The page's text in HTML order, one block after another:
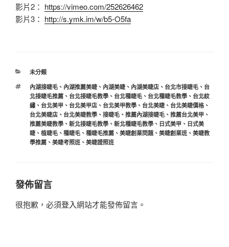
影片2： https://vimeo.com/252626462
影片3： http://s.ymk.im/w/b5-O5fa
分
未分類
標
籤
內湖接睫毛、 內湖推薦美睫、 內湖美睫、 內湖美睫店、 台北市接睫毛、 台
北接睫毛推薦、 台北接睫毛教學、 台北種睫毛、 台北種睫毛教學、 台北紋
繡、 台北美甲 、 台北美甲店、 台北美甲教學、 台北美睫、 台北美睫價格、
台北美睫店、 台北美睫教學、 接睫毛、 推薦內湖接睫毛、 推薦台北美甲 、
推薦美睫教學、 新北接睫毛教學、 新北種睫毛教學、 日式美甲 、 日式美
睫、 植睫毛、 種睫毛、 種睫毛推薦、 美睫創業問題、 美睫創業班、 美睫教
學推薦、 美睫考照班、 美睫證照班
發佈留言
很抱歉，必須登入網站才能發佈留言。